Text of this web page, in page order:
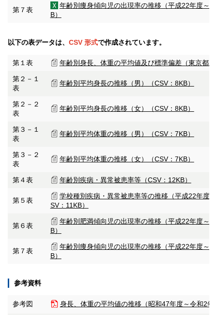
第７表
年齢別痩身傾向児の出現率の推移（平成22年度～
B）
以下の表データは、 CSV 形式で作成されています。
第１表 年齢別身長、体重の平均値及び標準偏差（東京都
第２－１
表
年齢別平均身長の推移（男）（CSV：8KB）
第２－２
表
年齢別平均身長の推移（女）（CSV：8KB）
第３－１
表
年齢別平均体重の推移（男）（CSV：7KB）
第３－２
表
年齢別平均体重の推移（女）（CSV：7KB）
第４表 年齢別疾病・異常被患率等（CSV：12KB）
第５表
学校種別疾病・異常被患率等の推移（平成22年度
SV：11KB）
第６表
年齢別肥満傾向児の出現率の推移（平成22年度～
B）
第７表
年齢別痩身傾向児の出現率の推移（平成22年度～
B）
参考資料
参考図 身長、体重の平均値の推移（昭和47年度～令和2年